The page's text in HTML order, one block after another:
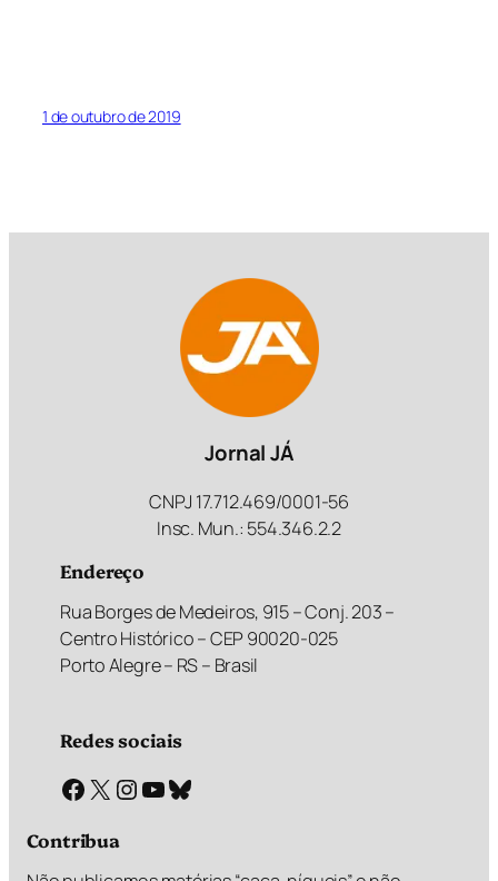
1 de outubro de 2019
Jornal JÁ
CNPJ 17.712.469/0001-56
Insc. Mun.: 554.346.2.2
Endereço
Rua Borges de Medeiros, 915 – Conj. 203 –
Centro Histórico – CEP 90020-025
Porto Alegre – RS – Brasil
Redes sociais
Facebook X Instagram Youtube Bluesky
Contribua